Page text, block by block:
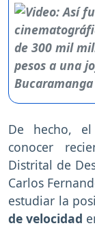
De hecho,
conocer
Distrital de
Carlos
estudiar la
de velocidad